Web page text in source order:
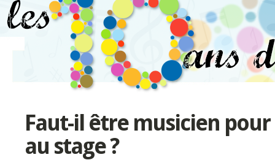
Faut-il être musicien
au stage ?